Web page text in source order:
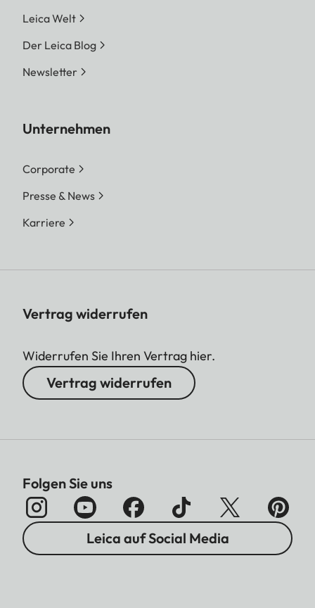
Leica Welt
Der Leica Blog
Newsletter
Unternehmen
Corporate
Presse & News
Karriere
Vertrag widerrufen
Widerrufen Sie Ihren Vertrag hier.
Vertrag widerrufen
Folgen Sie uns
Leica auf Social Media